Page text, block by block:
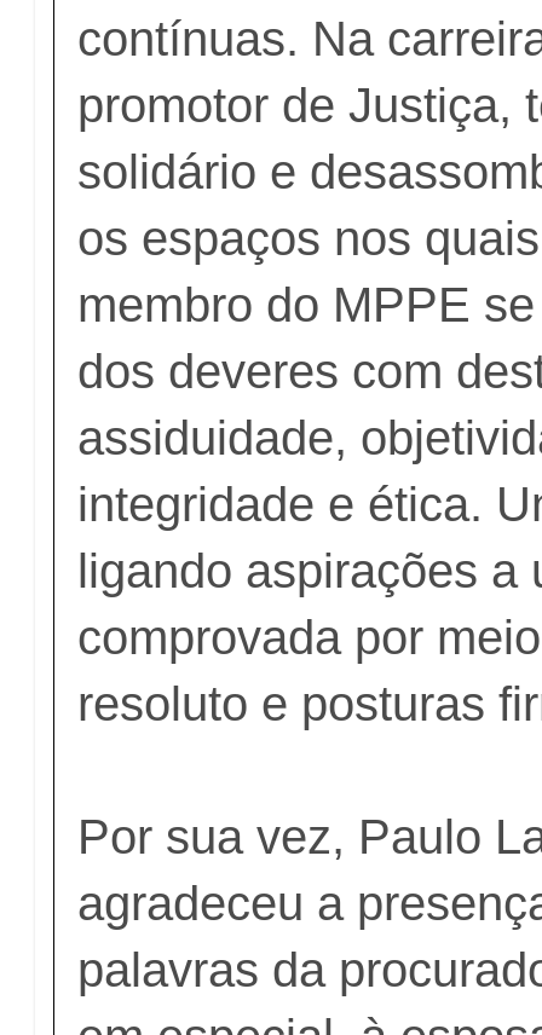
contínuas. Na
promotor de Justiça,
solidário e
os espaços nos
membro do MPPE
dos deveres com
assiduidade,
integridade e ética.
ligando aspirações a
comprovada por
resoluto e posturas
Por sua vez, Paulo
agradeceu a
palavras da